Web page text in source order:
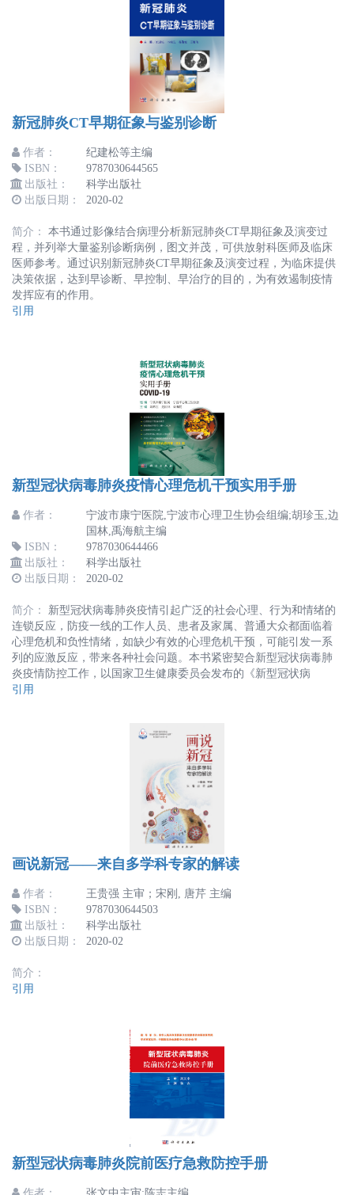
新冠肺炎CT早期征象与鉴别诊断
作者：
纪建松等主编
ISBN：
9787030644565
出版社：
科学出版社
出版日期：
2020-02
简介：
本书通过影像结合病理分析新冠肺炎CT早期征象及演变过
程，并列举大量鉴别诊断病例，图文并茂，可供放射科医师及临床
医师参考。通过识别新冠肺炎CT早期征象及演变过程，为临床提供
决策依据，达到早诊断、早控制、早治疗的目的，为有效遏制疫情
发挥应有的作用。
引用
新型冠状病毒肺炎疫情心理危机干预实用手册
作者：
宁波市康宁医院,宁波市心理卫生协会组编;胡珍玉,边
国林,禹海航主编
ISBN：
9787030644466
出版社：
科学出版社
出版日期：
2020-02
简介：
新型冠状病毒肺炎疫情引起广泛的社会心理、行为和情绪的
连锁反应，防疫一线的工作人员、患者及家属、普通大众都面临着
心理危机和负性情绪，如缺少有效的心理危机干预，可能引发一系
列的应激反应，带来各种社会问题。本书紧密契合新型冠状病毒肺
炎疫情防控工作，以国家卫生健康委员会发布的《新型冠状病
引用
画说新冠——来自多学科专家的解读
作者：
王贵强 主审；宋刚, 唐芹 主编
ISBN：
9787030644503
出版社：
科学出版社
出版日期：
2020-02
简介：
引用
新型冠状病毒肺炎院前医疗急救防控手册